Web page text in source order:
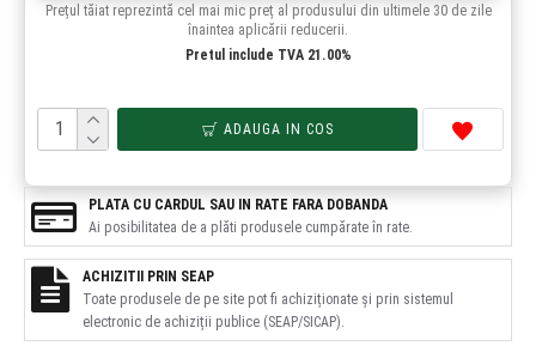
Prețul tăiat reprezintă cel mai mic preț al produsului din ultimele 30 de zile
înaintea aplicării reducerii.
Pretul include TVA 21.00%
ADAUGA IN COS
PLATA CU CARDUL SAU IN RATE FARA DOBANDA
Ai posibilitatea de a plăti produsele cumpărate în rate.
ACHIZITII PRIN SEAP
Toate produsele de pe site pot fi achiziționate și prin sistemul
electronic de achiziții publice (SEAP/SICAP).